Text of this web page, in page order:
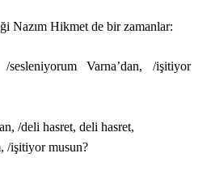
Nazım Hikmet de bir zamanlar:
Varna’dan, /işitiyor
/deli hasret, deli hasret,
/işitiyor musun?